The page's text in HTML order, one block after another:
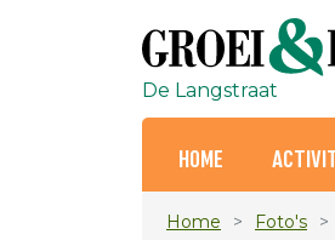
De Langstraat
HOME
Home Foto's